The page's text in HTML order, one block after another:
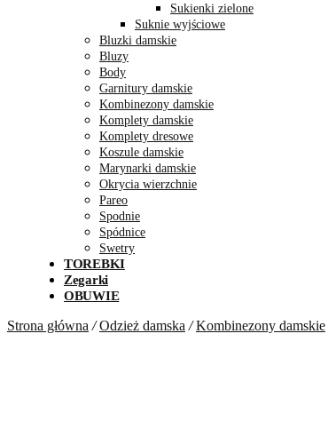
Sukienki zielone
Suknie wyjściowe
Bluzki damskie
Bluzy
Body
Garnitury damskie
Kombinezony damskie
Komplety damskie
Komplety dresowe
Koszule damskie
Marynarki damskie
Okrycia wierzchnie
Pareo
Spodnie
Spódnice
Swetry
TOREBKI
Zegarki
OBUWIE
Strona główna / Odzież damska / Kombinezony damskie